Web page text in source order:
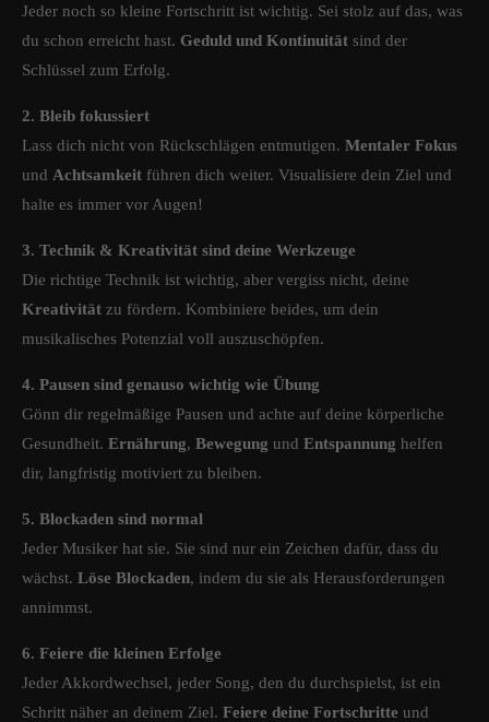
Jeder noch so kleine Fortschritt ist wichtig. Sei stolz auf das, was
du schon erreicht hast. Geduld und Kontinuität sind der
Schlüssel zum Erfolg.
2. Bleib fokussiert
Lass dich nicht von Rückschlägen entmutigen. Mentaler Fokus
und Achtsamkeit führen dich weiter. Visualisiere dein Ziel und
halte es immer vor Augen!
3. Technik & Kreativität sind deine Werkzeuge
Die richtige Technik ist wichtig, aber vergiss nicht, deine
Kreativität zu fördern. Kombiniere beides, um dein
musikalisches Potenzial voll auszuschöpfen.
4. Pausen sind genauso wichtig wie Übung
Gönn dir regelmäßige Pausen und achte auf deine körperliche
Gesundheit. Ernährung, Bewegung und Entspannung helfen
dir, langfristig motiviert zu bleiben.
5. Blockaden sind normal
Jeder Musiker hat sie. Sie sind nur ein Zeichen dafür, dass du
wächst. Löse Blockaden, indem du sie als Herausforderungen
annimmst.
6. Feiere die kleinen Erfolge
Jeder Akkordwechsel, jeder Song, den du durchspielst, ist ein
Schritt näher an deinem Ziel. Feiere deine Fortschritte und